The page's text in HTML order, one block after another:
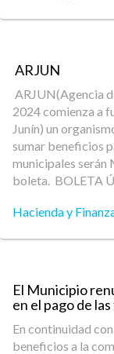
ARJUN
ARJUN(Agencia
2024 comienza a
Junín) un
sumar beneficios
municipales serán
boleta. BOLETA
Hacienda y
El Municipio
en el pago de las
En continuidad
beneficios a la